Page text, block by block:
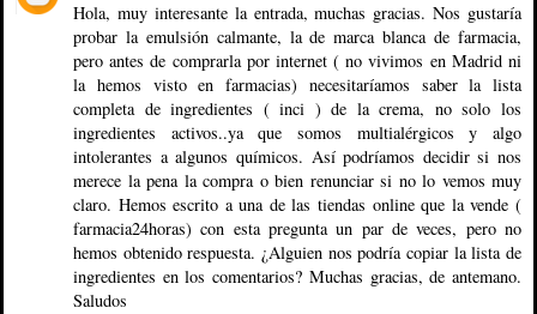
Hola, muy interesante la entrada, muchas gracias. Nos gustaría
probar la emulsión calmante, la de marca blanca de farmacia,
pero antes de comprarla por internet ( no vivimos en Madrid ni
la hemos visto en farmacias) necesitaríamos saber la lista
completa de ingredientes ( inci ) de la crema, no solo los
ingredientes activos..ya que somos multialérgicos y algo
intolerantes a algunos químicos. Así podríamos decidir si nos
merece la pena la compra o bien renunciar si no lo vemos muy
claro. Hemos escrito a una de las tiendas online que la vende (
farmacia24horas) con esta pregunta un par de veces, pero no
hemos obtenido respuesta. ¿Alguien nos podría copiar la lista de
ingredientes en los comentarios? Muchas gracias, de antemano.
Saludos